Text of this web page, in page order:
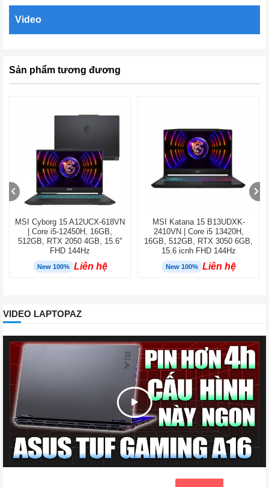
Video
Sản phẩm tương đương
MSI Cyborg 15 A12UCX-618VN
| Core i5-12450H, 16GB,
512GB, RTX 2050 4GB, 15.6''
FHD 144Hz
New 100% Liên hệ
MSI Katana 15 B13UDXK-
2410VN | Core i5 13420H,
16GB, 512GB, RTX 3050 6GB,
15.6 icnh FHD 144Hz
New 100% Liên hệ
VIDEO LAPTOPAZ